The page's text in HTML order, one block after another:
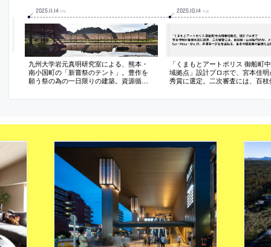
2025.11 14 FRI
九州大学岩元真明研究室による、熊本・
南小国町の「新嘗祭のテント」。豊作を
願う祭の為の一日限りの建築。資源循環
た角材”を主要材とし“木材用クランプ”で
も実現
2025.10.14 TUE
「くまもとアートポリス 御船町
域拠点」設計プロポで、宮本佳明
秀賞に選定。二次審査には、百枝
Hima・Dix JV、芦澤竜一が名を